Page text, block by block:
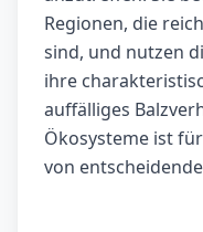
Regionen, die
sind, und nutzen
ihre
auffälliges
Ökosysteme ist
von